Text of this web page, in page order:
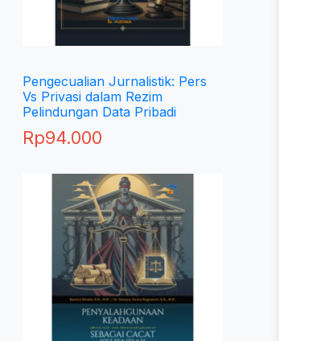
Pengecualian Jurnalistik: Pers
Vs Privasi dalam Rezim
Pelindungan Data Pribadi
Rp94.000